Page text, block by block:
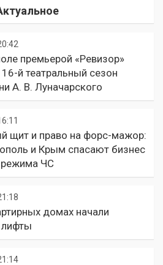
премьерой «Ревизор»
й театральный сезон
А. В. Луначарского
щит и право на форс-мажор:
и Крым спасают бизнес
режима ЧС
домах начали